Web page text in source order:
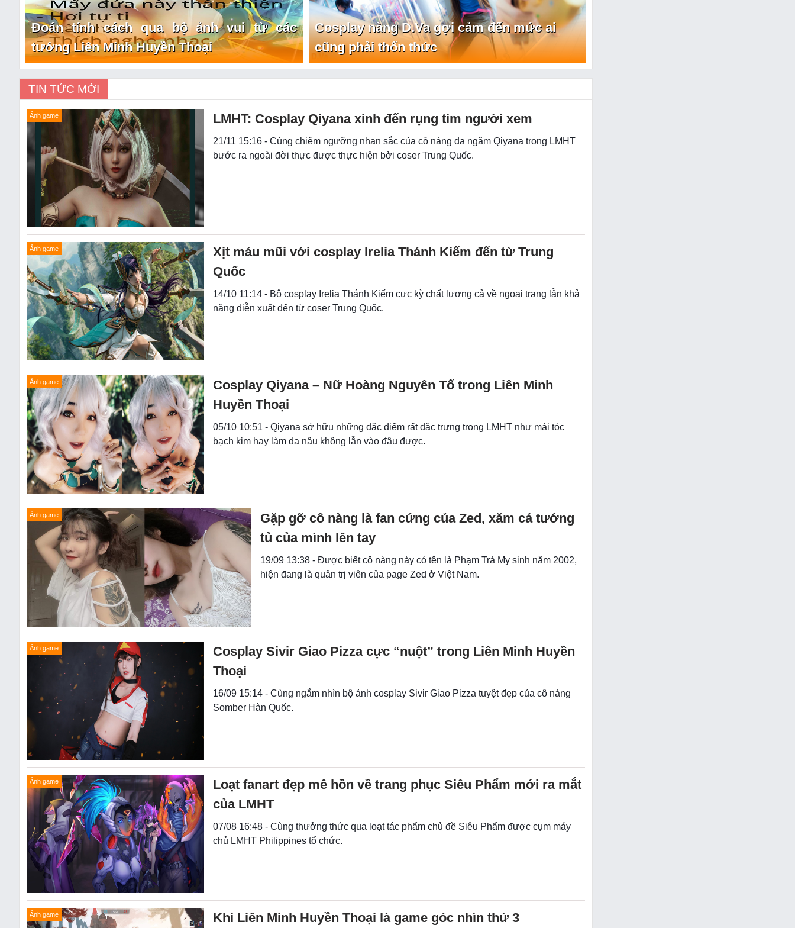
Đoán tính cách qua bộ ảnh vui từ các
tướng Liên Minh Huyền Thoại
Cosplay nàng D.Va gợi cảm đến mức ai
cũng phải thổn thức
TIN TỨC MỚI
Ảnh game LMHT: Cosplay Qiyana xinh đến rụng tim người xem
21/11 15:16 - Cùng chiêm ngưỡng nhan sắc của cô nàng da ngăm Qiyana trong LMHT
bước ra ngoài đời thực được thực hiện bởi coser Trung Quốc.
Ảnh game
Xịt máu mũi với cosplay Irelia Thánh Kiếm đến từ Trung
Quốc
14/10 11:14 - Bộ cosplay Irelia Thánh Kiếm cực kỳ chất lượng cả về ngoại trang lẫn khả
năng diễn xuất đến từ coser Trung Quốc.
Ảnh game
Cosplay Qiyana – Nữ Hoàng Nguyên Tố trong Liên Minh
Huyền Thoại
05/10 10:51 - Qiyana sở hữu những đặc điểm rất đặc trưng trong LMHT như mái tóc
bạch kim hay làm da nâu không lẫn vào đâu được.
Ảnh game
Gặp gỡ cô nàng là fan cứng của Zed, xăm cả tướng
tủ của mình lên tay
19/09 13:38 - Được biết cô nàng này có tên là Phạm Trà My sinh năm 2002,
hiện đang là quản trị viên của page Zed ở Việt Nam.
Ảnh game
Cosplay Sivir Giao Pizza cực “nuột” trong Liên Minh Huyền
Thoại
16/09 15:14 - Cùng ngắm nhìn bộ ảnh cosplay Sivir Giao Pizza tuyệt đẹp của cô nàng
Somber Hàn Quốc.
Ảnh game
Loạt fanart đẹp mê hồn về trang phục Siêu Phẩm mới ra mắt
của LMHT
07/08 16:48 - Cùng thưởng thức qua loạt tác phẩm chủ đề Siêu Phẩm được cụm máy
chủ LMHT Philippines tổ chức.
Ảnh game Khi Liên Minh Huyền Thoại là game góc nhìn thứ 3